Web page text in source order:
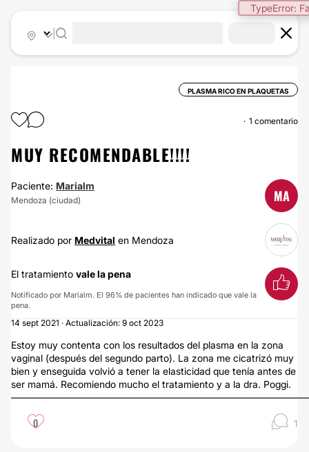
TypeError:
PLASMA RICO EN PLAQUETAS
1 comentario
MUY RECOMENDABLE!!!!
Paciente: Marialm
Mendoza (ciudad) MA
Realizado por Medvital en Mendoza
El tratamiento vale la pena
Notificado por Marialm. El 96% de pacientes han indicado que vale la
pena.
14 sept 2021 · Actualización: 9 oct 2023
Estoy muy contenta con los resultados del plasma en la zona
vaginal (después del segundo parto). La zona me cicatrizó muy
bien y enseguida volvió a tener la elasticidad que tenía antes de
ser mamá. Recomiendo mucho el tratamiento y a la dra. Poggi.
0 1